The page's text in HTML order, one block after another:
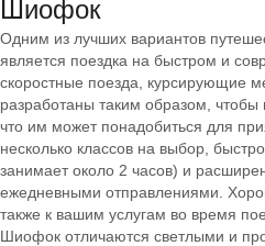
Шиофок
Одним из лучших вариантов
является поездка на быстром и
скоростные поезда, курсирующие
разработаны таким образом, чтобы
что им может понадобиться для
несколько классов на выбор,
занимает около 2 часов) и
ежедневными отправлениями.
также к вашим услугам во время
Шиофок отличаются светлыми и